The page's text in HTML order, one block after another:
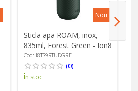
Nou
Sticla apa ROAM, inox,
835ml, Forest Green - Ion8
Cod: I8TS9RTUDGRE
(0)
În stoc